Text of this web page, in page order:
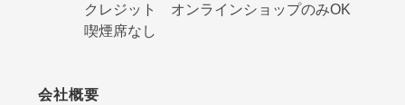
クレジット オンラインショップのみOK
喫煙席なし
会社概要